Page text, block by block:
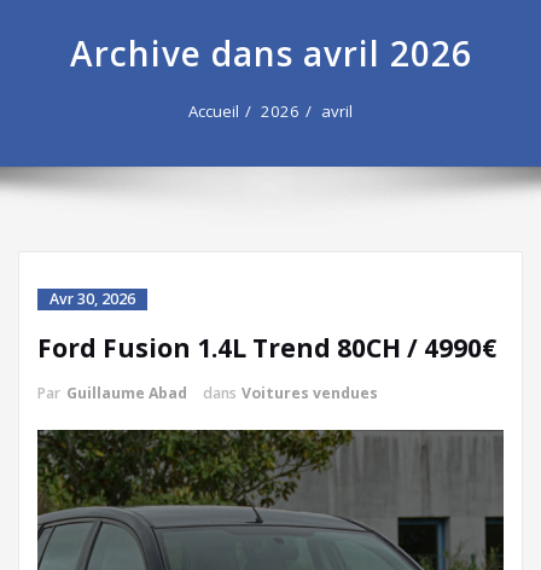
Archive dans avril 2026
Accueil 2026 avril
Avr 30, 2026
Ford Fusion 1.4L Trend 80CH / 4990€
Par Guillaume Abad dans Voitures vendues